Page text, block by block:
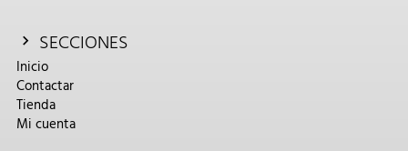
SECCIONES
Inicio
Contactar
Tienda
Mi cuenta